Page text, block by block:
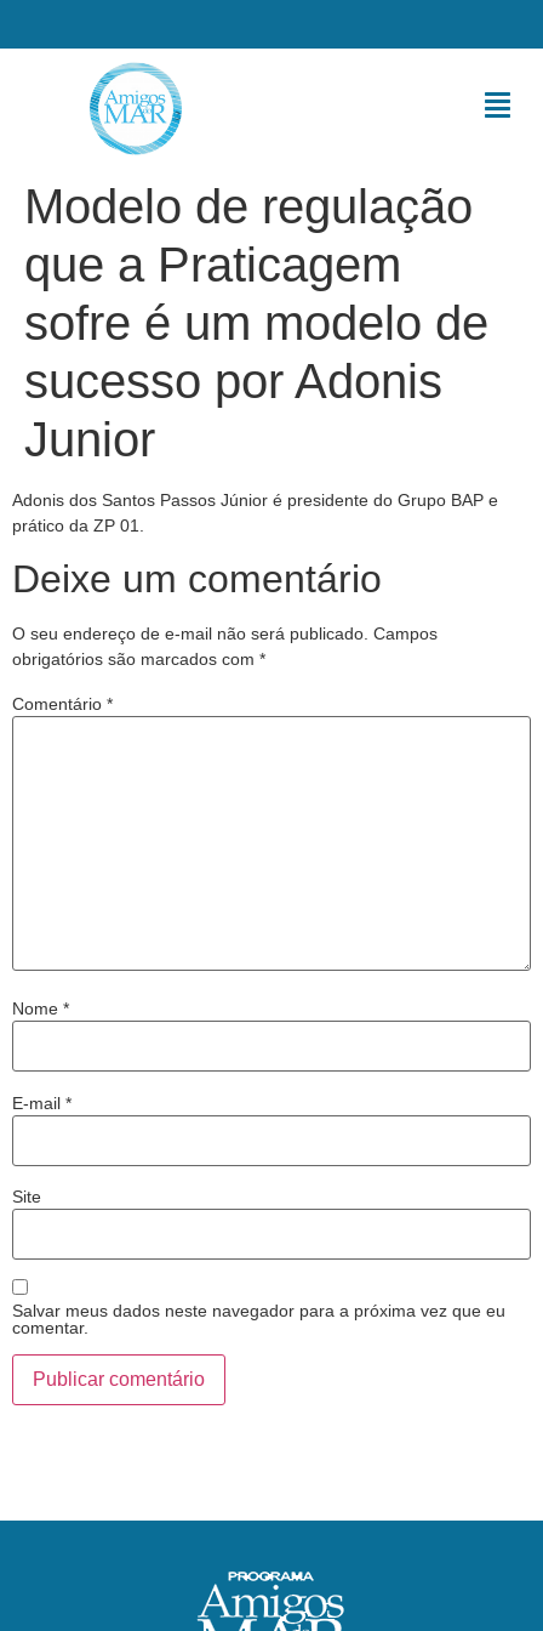
Modelo de regulação
que a Praticagem
sofre é um modelo de
sucesso por Adonis
Junior
Adonis dos Santos Passos Júnior é presidente do Grupo BAP e
prático da ZP 01.
Deixe um comentário
O seu endereço de e-mail não será publicado. Campos
obrigatórios são marcados com *
Comentário *
Nome *
E-mail *
Site
Salvar meus dados neste navegador para a próxima vez que eu
comentar.